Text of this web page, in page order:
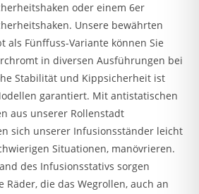
oder einem 6er
Unsere bewährten
als Fünffuss-Variante können Sie
in diversen Ausführungen bei
Stabilität und Kippsicherheit ist
garantiert. Mit antistatischen
aus unserer Rollenstadt
sich unserer Infusionsständer leicht
Situationen, manövrieren.
des Infusionsstativs sorgen
die das Wegrollen, auch an